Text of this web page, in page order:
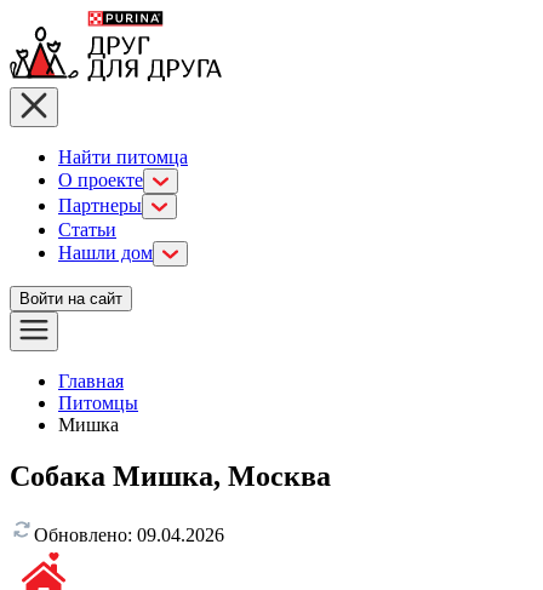
Найти питомца
О проекте
Партнеры
Статьи
Нашли дом
Войти на сайт
Главная
Питомцы
Мишка
Собака Мишка, Москва
Обновлено: 09.04.2026